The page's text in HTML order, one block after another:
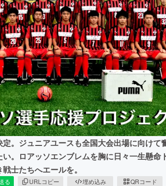
チャレンジ
CAMPFIRE for Social
CAMPFIREふるさと納
。ジュニアユースも全国大会出場に向けて
。ロアッソエンブレムを胸に日々一生懸命
士たちへエールを。
る URLコピー 埋め込み QRコード